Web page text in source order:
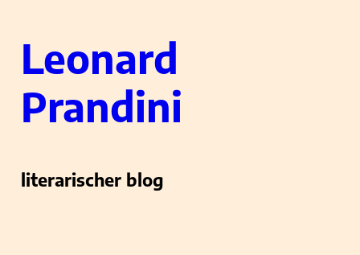
Inhalt
springen
Leonard
Prandini
literarischer blog